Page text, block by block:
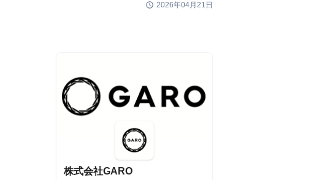
schedule 2026年04月21日
株式会社GARO